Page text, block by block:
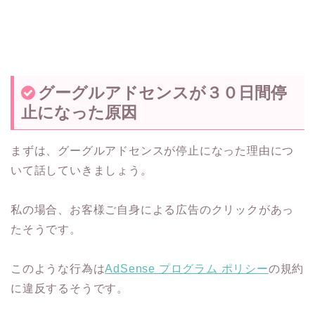
グーグルアドセンスが３０日間停
止になった原因
まずは、グーグルアドセンスが停止になった理由につ
いて話していきましょう。
私の場合、お客様ご自身による広告のクリックがあっ
たそうです。
このような行為はAdSense プログラム ポリシーの規約
に違反するそうです。